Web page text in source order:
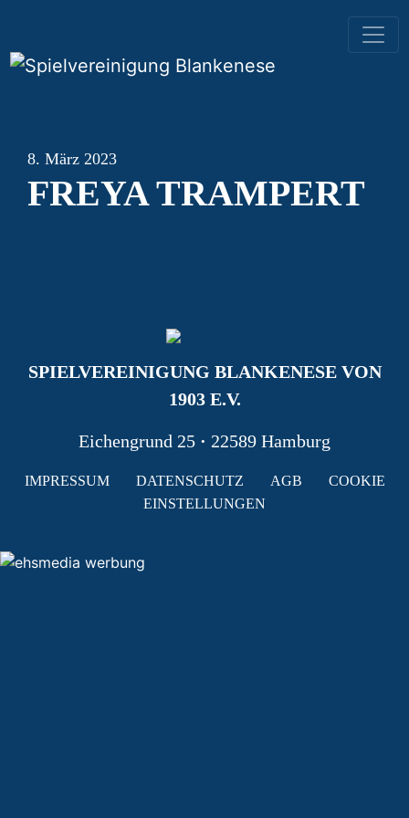
HAUPTNAVIGATION
8. März 2023
FREYA TRAMPERT
SPIELVEREINIGUNG BLANKENESE VON
1903 E.V.
Eichengrund 25 · 22589 Hamburg
IMPRESSUM DATENSCHUTZ AGB
COOKIE
EINSTELLUNGEN